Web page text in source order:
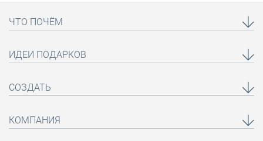
ЧТО ПОЧЁМ
ИДЕИ ПОДАРКОВ
СОЗДАТЬ
КОМПАНИЯ